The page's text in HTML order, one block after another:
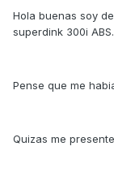
Hola buenas soy
superdink 300i
Pense que me
Quizas me